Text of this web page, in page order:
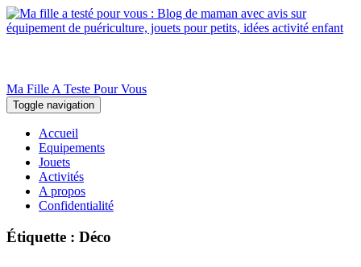
Ma Fille A Teste Pour Vous
Toggle navigation
Accueil
Equipements
Jouets
Activités
A propos
Confidentialité
Étiquette : Déco